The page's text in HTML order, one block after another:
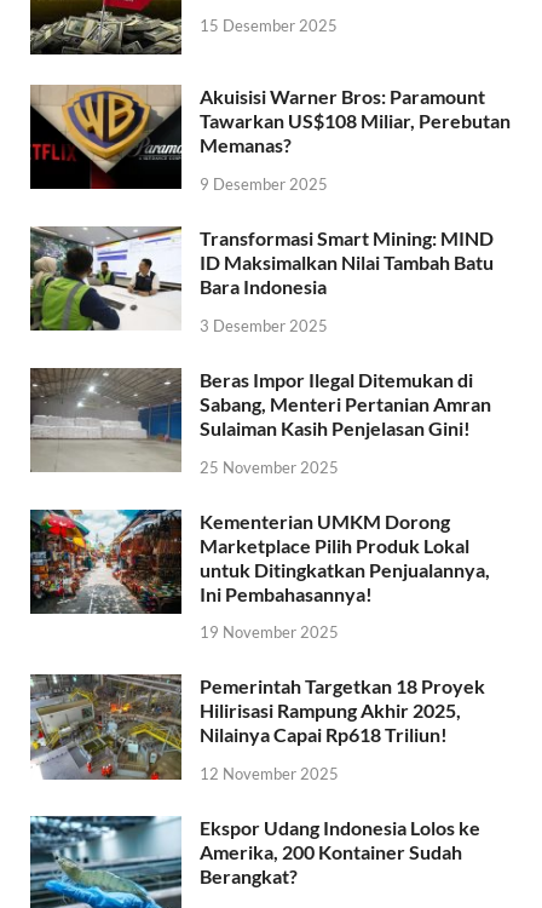
15 Desember 2025
Akuisisi Warner Bros: Paramount
Tawarkan US$108 Miliar, Perebutan
Memanas?
9 Desember 2025
Transformasi Smart Mining: MIND
ID Maksimalkan Nilai Tambah Batu
Bara Indonesia
3 Desember 2025
Beras Impor Ilegal Ditemukan di
Sabang, Menteri Pertanian Amran
Sulaiman Kasih Penjelasan Gini!
25 November 2025
Kementerian UMKM Dorong
Marketplace Pilih Produk Lokal
untuk Ditingkatkan Penjualannya,
Ini Pembahasannya!
19 November 2025
Pemerintah Targetkan 18 Proyek
Hilirisasi Rampung Akhir 2025,
Nilainya Capai Rp618 Triliun!
12 November 2025
Ekspor Udang Indonesia Lolos ke
Amerika, 200 Kontainer Sudah
Berangkat?